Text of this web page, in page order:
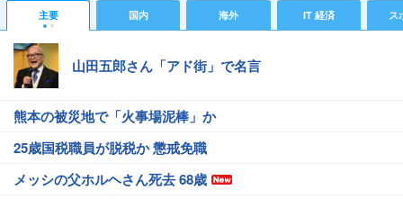
主要 国内 海外 IT 経済 ス
山田五郎さん「アド街」で名言
熊本の被災地で「火事場泥棒」か
25歳国税職員が脱税か 懲戒免職
メッシの父ホルヘさん死去 68歳